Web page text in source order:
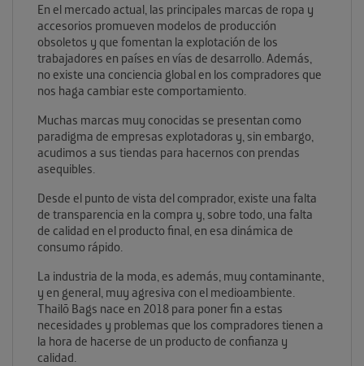
En el mercado actual, las principales marcas de ropa y
accesorios promueven modelos de producción
obsoletos y que fomentan la explotación de los
trabajadores en países en vías de desarrollo. Además,
no existe una conciencia global en los compradores que
nos haga cambiar este comportamiento.
Muchas marcas muy conocidas se presentan como
paradigma de empresas explotadoras y, sin embargo,
acudimos a sus tiendas para hacernos con prendas
asequibles.
Desde el punto de vista del comprador, existe una falta
de transparencia en la compra y, sobre todo, una falta
de calidad en el producto final, en esa dinámica de
consumo rápido.
La industria de la moda, es además, muy contaminante,
y en general, muy agresiva con el medioambiente.
Thailō Bags nace en 2018 para poner fin a estas
necesidades y problemas que los compradores tienen a
la hora de hacerse de un producto de confianza y
calidad.